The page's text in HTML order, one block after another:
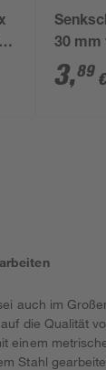
30 mm
963 10
3,89
auch im
die Qualität
einem
Stahl